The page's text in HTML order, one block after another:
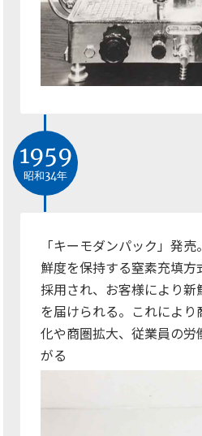
「キーモダンパック」発売。
鮮度を保持する窒素充填方
採用され、お客様により新
を届けられる。これにより
化や商圏拡大、従業員の
がる
1959
昭和34年